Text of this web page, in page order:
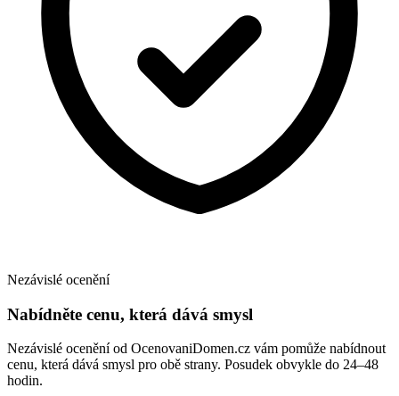
Nezávislé ocenění
Nabídněte cenu, která dává smysl
Nezávislé ocenění od OcenovaniDomen.cz vám pomůže nabídnout
cenu, která dává smysl pro obě strany. Posudek obvykle do 24–48
hodin.